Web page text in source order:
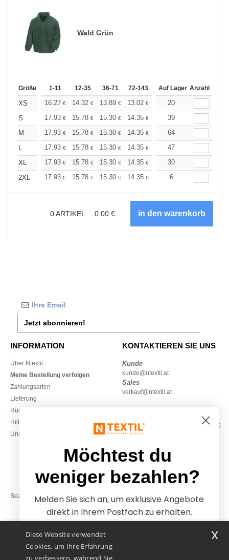
Wald Grün
Größe 1-11 12-35 36-71 72-143 144-287 288 +
Auf Lager Anzahl
XS 16.27 € 14.32 € 13.89 € 13.02 € 12.36€
20
S
17.93 € 15.78 € 15.30 € 14.35 € 13.62€
39
M
17.93 € 15.78 € 15.30 € 14.35 € 13.62€
64
L
17.93 € 15.78 € 15.30 € 14.35 € 13.62€
47
XL
17.93 € 15.78 € 15.30 € 14.35 € 13.62€
30
2XL
17.93 € 15.78 € 15.30 € 14.35 € 13.62
6
0ARTIKEL 0.00 €
Jetzt abonnieren!
INFORMATION
Über Ntextil
Meine Bestellung verfolgen
Zahlungsarten
Lieferung
Rückerstattungen / Rückgaben
Hilfe & FAQs
Unsere Engagements
KONTAKTIEREN SIE UNS
Kunde
kunde@ntextil.at
Sales
verkauf@ntextil.at
Montag – Donnerstag: 10:00–13:00
& 14:00–17:30
Freitag: 10:00–14:00
Bezahlung mit
Unsere Paketzusteller
Diese Website verwendet
Cookies, um Ihre Erfahrung
zu verbessern, während Sie
x
Möchtest du
weniger bezahlen?
Melden Sie sich an, um exklusive Angebote
direkt in Ihrem Postfach zu erhalten.